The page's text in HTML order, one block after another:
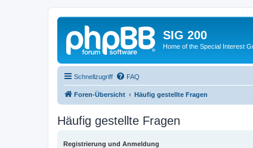
SIG 200
Home of the Special Interest
Schnellzugriff FAQ
Foren-Übersicht Häufig gestellte Fragen
Häufig gestellte Fragen
Registrierung und Anmeldung